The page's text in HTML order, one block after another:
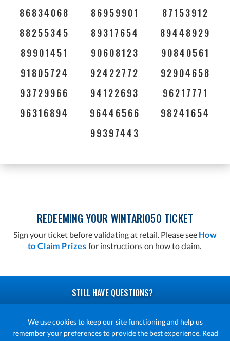
We use cookies to keep our site functioning and help us
remember your preferences to provide the best experience. Read
86834068
86959901
87153912
88255345
89317654
89448929
89901451
90608123
90840561
91805724
92422772
92904658
93729966
94122693
96217771
96316894
96446566
98241654
99397443
REDEEMING YOUR WINTARIO50 TICKET
Sign your ticket before validating at retail. Please see How
to Claim Prizes for instructions on how to claim.
STILL HAVE QUESTIONS?
READ OUR FAQ